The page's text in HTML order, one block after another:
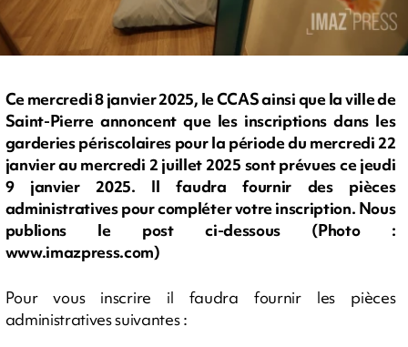
Ce mercredi 8 janvier 2025, le CCAS ainsi que la ville de
Saint-Pierre annoncent que les inscriptions dans les
garderies périscolaires pour la période du mercredi 22
janvier au mercredi 2 juillet 2025 sont prévues ce jeudi
9 janvier 2025. Il faudra fournir des pièces
administratives pour compléter votre inscription. Nous
publions le post ci-dessous (Photo :
www.imazpress.com)
Pour vous inscrire il faudra fournir les pièces
administratives suivantes :